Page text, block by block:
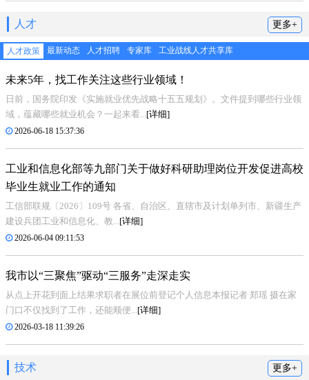
人才 更多+
人才政策 最新动态 人才招聘 专家库 工业战线人才共享库
未来5年，找工作关注这些行业领域！
日前，国务院印发《实施就业优先战略十五五规划》。文件提到哪些行业领
域，蕴藏哪些就业机会？一起来看... [详细]
2026-06-18 15:37:36
工业和信息化部等九部门关于做好科研助理岗位开发促进高校
毕业生就业工作的通知
工信部联规〔2026〕109号 各省、自治区、直辖市及计划单列市、新疆生产
建设兵团工业和信息化、教... [详细]
2026-06-04 09:11:53
我市以“三聚焦”驱动“三服务”走深走实
从点上开花到面上结果求职者在展位前登记个人信息本报记者 郑瑶 摄在家
门口不仅找到了工作，还能顺便... [详细]
2026-03-18 11:39:26
技术 更多+